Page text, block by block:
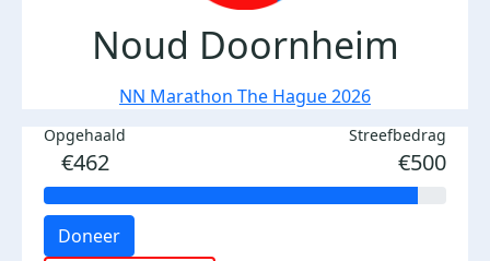
Noud Doornheim
NN Marathon The Hague 2026
Opgehaald
€462
Streefbedrag
€500
Doneer